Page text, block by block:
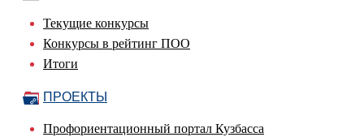
Текущие конкурсы
Конкурсы в рейтинг ПОО
Итоги
ПРОЕКТЫ
Профориентационный портал Кузбасса